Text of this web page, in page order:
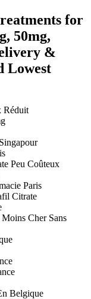
for
50mg,
&
Lowest
Réduit
Peu Coûteux
Paris
Citrate
Cher Sans
Belgique